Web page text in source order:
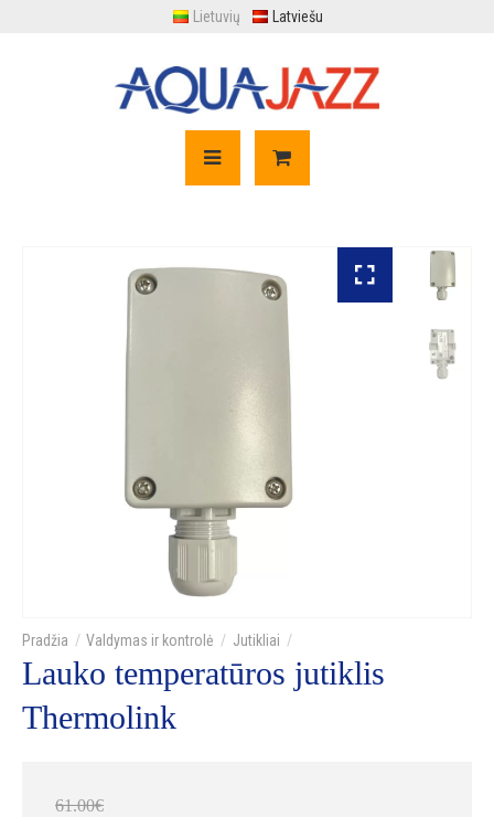
Lietuvių Latviešu
Valdymas ir kontrolė Jutikliai
Lauko temperatūros jutiklis
Thermolink
61.00€